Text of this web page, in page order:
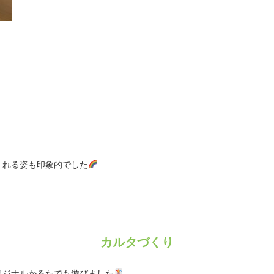
る姿も印象的でした
カルタづくり